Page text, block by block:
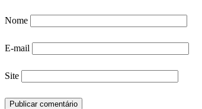
Nome
E-mail
Site